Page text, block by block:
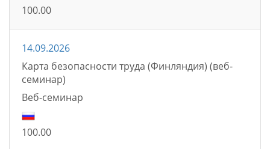
100.00
14.09.2026
Карта безопасности труда (Финляндия) (веб-
семинар)
Bеб-семинаp
100.00